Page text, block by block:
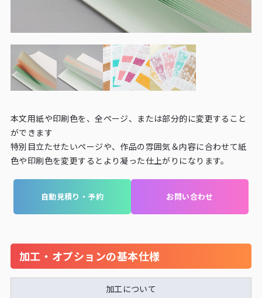
本文用紙や印刷色を、全ページ、または部分的に変更すること
ができます
特別目立たせたいページや、作品の雰囲気＆内容に合わせて紙
色や印刷色を変更するとより凝った仕上がりになります。
自動見積り・予約 お問い合わせ
加工・オプションの基本仕様
加工について